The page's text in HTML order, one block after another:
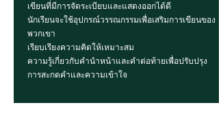
เขียนที่มีการจัดระเบียบและแสดงออกได้ดี
นักเรียนจะใช้อุปกรณ์วรรณกรรมเพื่อเสริมการเขียนของ
พวกเขา
เรียบเรียงความคิดให้เหมาะสม
ความรู้เกี่ยวกับคำนำหน้าและคำต่อท้ายเพื่อปรับปรุง
การสะกดคำและความเข้าใจ